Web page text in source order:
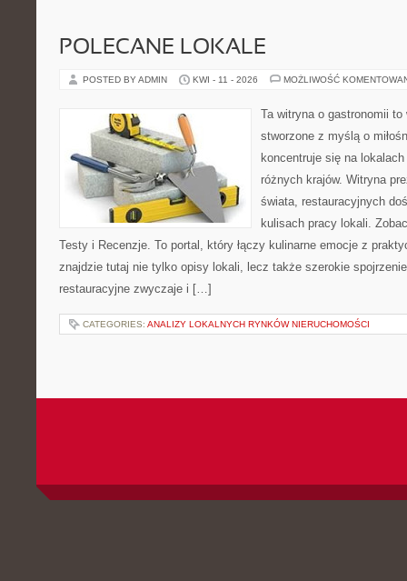
POLECANE LOKALE
POSTED BY ADMIN KWI - 11 - 2026 MOŻLIWOŚĆ
Ta witryna o gastronomii
stworzone z myślą o
koncentruje się na
różnych krajów. Witryna
świata, restauracyjnych
kulisach pracy lokali.
Testy i Recenzje. To portal, który łączy kulinarne emocje z
znajdzie tutaj nie tylko opisy lokali, lecz także szerokie
restauracyjne zwyczaje i […]
CATEGORIES: ANALIZY LOKALNYCH RYNKÓW NIERUCHOMOŚCI